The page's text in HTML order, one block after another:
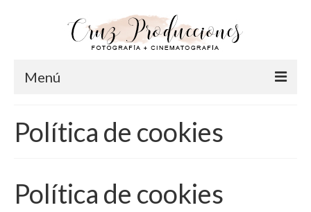
Menú
Info
Nuestro Equipo
Política de cookies
Política de cookies